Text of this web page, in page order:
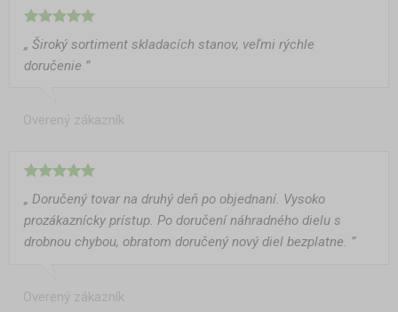
„ Široký sortiment skladacích stanov, veľmi rýchle
doručenie ”
Overený zákazník
„ Doručený tovar na druhý deň po objednaní. Vysoko
prozákaznícky prístup. Po doručení náhradného dielu s
drobnou chybou, obratom doručený nový diel bezplatne. ”
Overený zákazník